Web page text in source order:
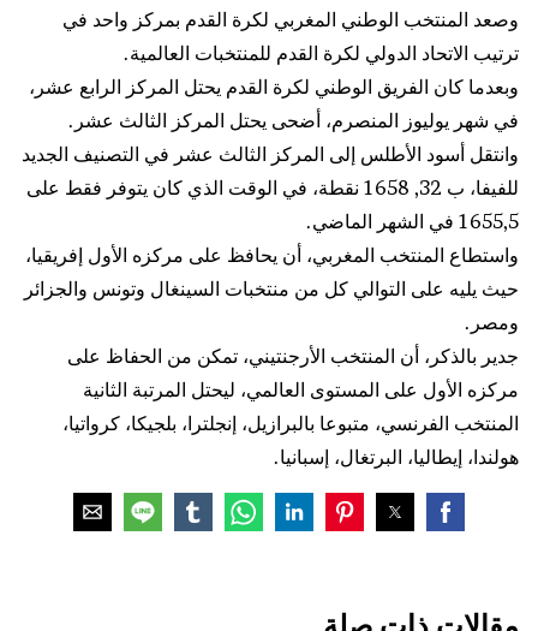
وصعد المنتخب الوطني المغربي لكرة القدم بمركز واحد في
ترتيب الاتحاد الدولي لكرة القدم للمنتخبات العالمية.
وبعدما كان الفريق الوطني لكرة القدم يحتل المركز الرابع عشر،
في شهر يوليوز المنصرم، أضحى يحتل المركز الثالث عشر.
وانتقل أسود الأطلس إلى المركز الثالث عشر في التصنيف الجديد
للفيفا، ب 32, 1658 نقطة، في الوقت الذي كان يتوفر فقط على
1655,5 في الشهر الماضي.
واستطاع المنتخب المغربي، أن يحافظ على مركزه الأول إفريقيا،
حيث يليه على التوالي كل من منتخبات السينغال وتونس والجزائر
ومصر.
جدير بالذكر، أن المنتخب الأرجنتيني، تمكن من الحفاظ على
مركزه الأول على المستوى العالمي، ليحتل المرتبة الثانية
المنتخب الفرنسي، متبوعا بالبرازيل، إنجلترا، بلجيكا، كرواتيا،
هولندا، إيطاليا، البرتغال، إسبانيا.